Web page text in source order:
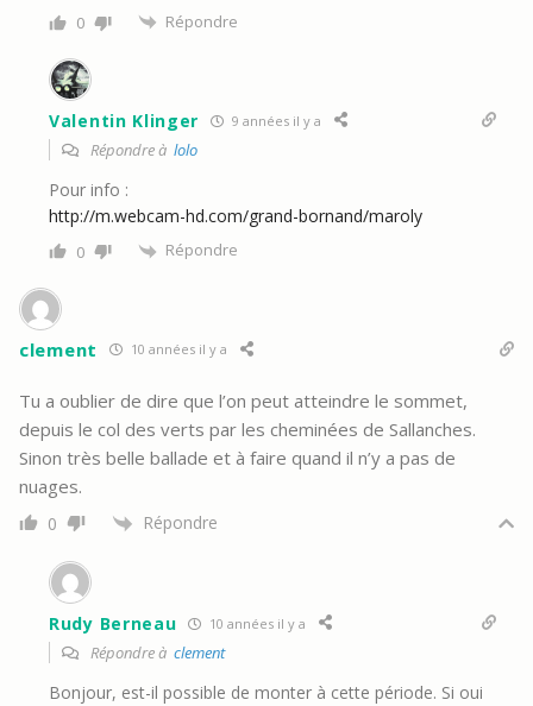
0 Répondre
Valentin Klinger 9 années il y a
Répondre à lolo
Pour info :
http://m.webcam-hd.com/grand-bornand/maroly
0 Répondre
clement 10 années il y a
Tu a oublier de dire que l’on peut atteindre le sommet,
depuis le col des verts par les cheminées de Sallanches.
Sinon très belle ballade et à faire quand il n’y a pas de
nuages.
0 Répondre
Rudy Berneau 10 années il y a
Répondre à clement
Bonjour, est-il possible de monter à cette période. Si oui